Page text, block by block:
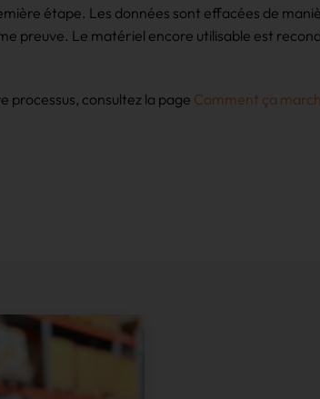
étape. Les données sont effacées de
preuve. Le matériel encore utilisable est
processus, consultez la page Comment ça